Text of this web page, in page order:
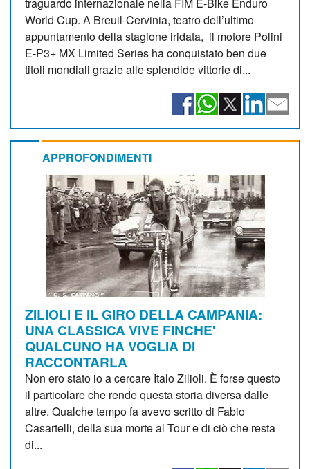
World Cup. A Breuil-Cervinia, teatro dell’ultimo
appuntamento della stagione iridata, il motore Polini
E-P3+ MX Limited Series ha conquistato ben due
titoli mondiali grazie alle splendide vittorie di...
APPROFONDIMENTI
ZILIOLI E IL GIRO DELLA CAMPANIA:
UNA CLASSICA VIVE FINCHE'
QUALCUNO HA VOGLIA DI
RACCONTARLA
Non ero stato io a cercare Italo Zilioli. È forse questo
il particolare che rende questa storia diversa dalle
altre. Qualche tempo fa avevo scritto di Fabio
Casartelli, della sua morte al Tour e di ciò che resta
di...